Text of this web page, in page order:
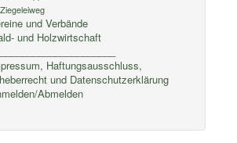
und Verbände
und Holzwirtschaft
Haftungsausschluss,
und Datenschutzerklärung
Abmelden